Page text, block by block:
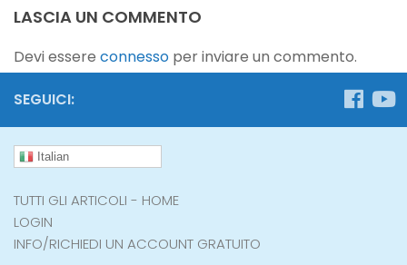
LASCIA UN COMMENTO
Devi essere connesso per inviare un commento.
SEGUICI:
Italian
TUTTI GLI ARTICOLI - HOME
LOGIN
INFO/RICHIEDI UN ACCOUNT GRATUITO